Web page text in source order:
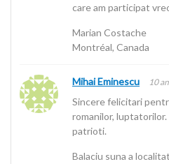
care am participat
Marian Costache
Montréal, Canada
Mihai Eminescu 10
Sincere felicitari
romanilor,
patrioti.
Balaciu suna a